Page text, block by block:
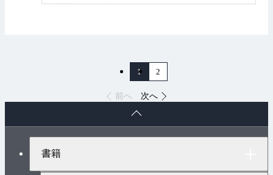
前へ
1 2
次へ
書籍